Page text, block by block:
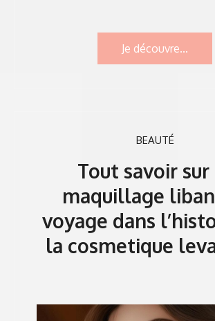
Je découvre...
BEAUTÉ
Tout savoir
maquillage
voyage dans
la cosmetique